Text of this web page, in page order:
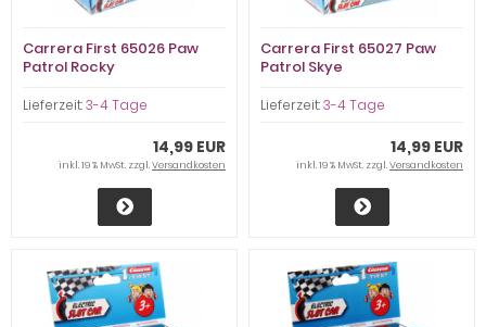
Carrera First 65026 Paw
Patrol Rocky
Lieferzeit:3-4 Tage
14,99 EUR
inkl. 19 % MwSt. zzgl.Versandkosten
Carrera First 65027 Paw
Patrol Skye
Lieferzeit:3-4 Tage
14,99 EUR
inkl. 19 % MwSt. zzgl.Versandkosten